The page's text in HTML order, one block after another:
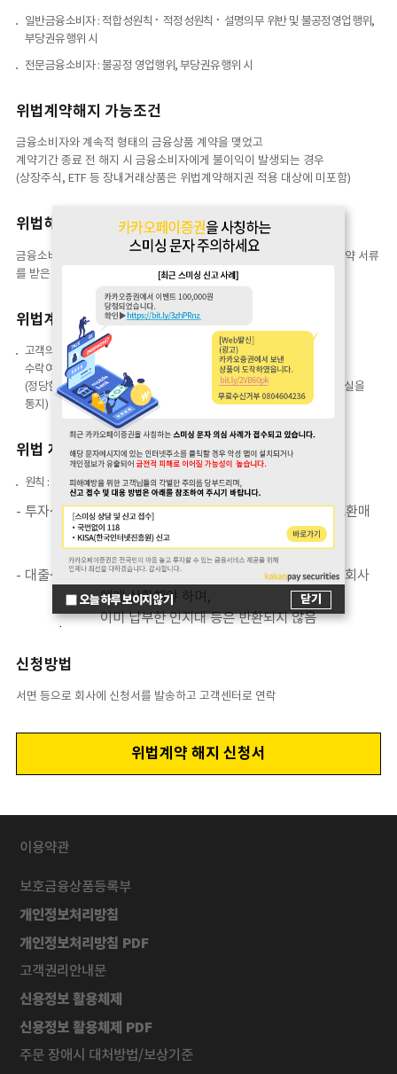
일반금융소비자 : 적합성원칙 ⠂적정성원칙 ⠂설명의무 위반 및 불공정영업행위,
부당권유행위 시
전문금융소비자 : 불공정 영업행위, 부당권유행위 시
위법계약해지 가능조건
금융소비자와 계속적 형태의 금융상품 계약을 맺었고
계약기간 종료 전 해지 시 금융소비자에게 불이익이 발생되는 경우
(상장주식, ETF 등 장내거래상품은 위법계약해지권 적용 대상에 미포함)
위법해지요구 가능기간
금융소비자가 금융상품판매업자 등의 법 위반사실을 안 날부터 1년 (계약 서류
를 받은 날로부터 5년 이내)
위법계약해지 처리절차
고객의 위법계약 해지 요청이 있을 경우 심사를 거쳐 회사는 10일 이내
수락여부를 고객에게 통지
(정당한 해지 거절 사유가 확인되는 경우 회사는 거절 사유와 함께 거절 사실을
통지)
위법 계약 해지에 따른 반환 범위
원칙 : 해당상품을 매각한 금전으로 반환
- 투자성 상품 : 고객은 계약 해지와 관련한 환매수수료, 중도환매
수수료(위약금 성격) 등을 부담하지 않으며,
기 납부한 보수/수수료 등은 반환되지 않음
- 대출성 상품 : 고객은 해지시점의 대출원금 및 발생 이자를 회사
에게 상환해야 하며,
이미 납부한 인지대 등은 반환되지 않음
신청방법
서면 등으로 회사에 신청서를 발송하고 고객센터로 연락
위법계약 해지 신청서
오늘 하루 보이지 않기 닫기
이용약관
보호금융상품등록부
개인정보처리방침
개인정보처리방침 PDF
고객권리안내문
신용정보 활용체제
신용정보 활용체제 PDF
주문 장애시 대처방법/보상기준